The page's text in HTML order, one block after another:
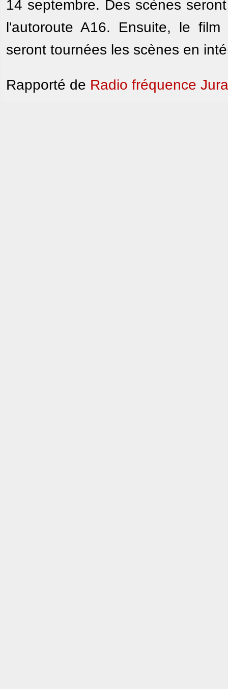
14 septembre. Des scènes
l'autoroute A16. Ensuite, le
seront tournées les scènes en
Rapporté de Radio fréquence Jura